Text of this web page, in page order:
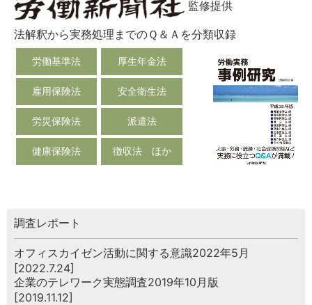
監修提供
法解釈から実務処理までのＱ＆Ａを分類収録
労働基準法 厚生年金法
雇用保険法 安全衛生法
労災保険法 派遣法
健康保険法 徴収法 ほか
調査レポート
オフィスカイゼン活動に関する意識2022年5月
[2022.7.24]
企業のテレワーク実態調査2019年10月版
[2019.11.12]